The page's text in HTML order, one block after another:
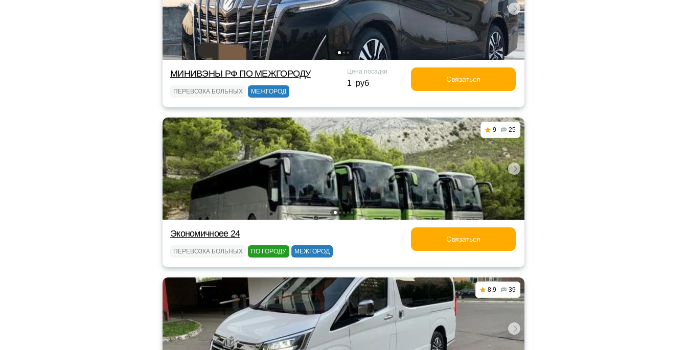
МИНИВЭНЫ РФ ПО МЕЖГОРОДУ
ПЕРЕВОЗКА БОЛЬНЫХ МЕЖГОРОД
Цена посадки
1 руб Связаться
9 25
Экономичноее 24
ПЕРЕВОЗКА БОЛЬНЫХ ПО ГОРОДУ МЕЖГОРОД
Связаться
8.9 39